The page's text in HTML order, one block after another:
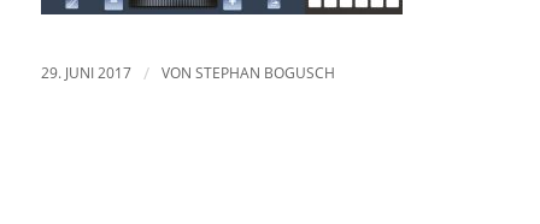
29. JUNI 2017 / VON STEPHAN BOGUSCH